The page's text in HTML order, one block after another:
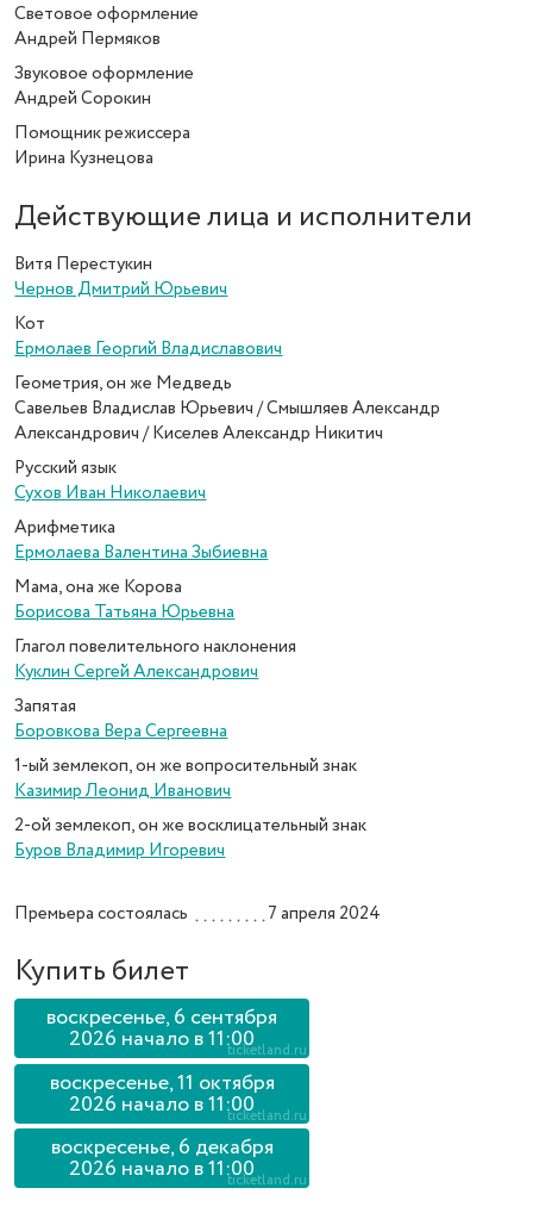
Световое оформление
Андрей Пермяков
Звуковое оформление
Андрей Сорокин
Помощник режиссера
Ирина Кузнецова
Действующие лица и исполнители
Витя Перестукин
Чернов Дмитрий Юрьевич
Кот
Ермолаев Георгий Владиславович
Геометрия, он же Медведь
Савельев Владислав Юрьевич / Смышляев Александр
Александрович / Киселев Александр Никитич
Русский язык
Сухов Иван Николаевич
Арифметика
Ермолаева Валентина Зыбиевна
Мама, она же Корова
Борисова Татьяна Юрьевна
Глагол повелительного наклонения
Куклин Сергей Александрович
Запятая
Боровкова Вера Сергеевна
1-ый землекоп, он же вопросительный знак
Казимир Леонид Иванович
2-ой землекоп, он же восклицательный знак
Буров Владимир Игоревич
Премьера состоялась 7 апреля 2024
Купить билет
воскресенье, 6 сентября
2026 начало в 11:00
воскресенье, 11 октября
2026 начало в 11:00
воскресенье, 6 декабря
2026 начало в 11:00